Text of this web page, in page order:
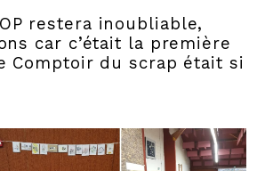
restera inoubliable,
car c’était la première
Comptoir du scrap était si